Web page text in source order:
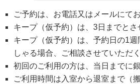
ご予約は、お電話又はメールにて
キープ（仮予約）は、3日までとさ
キープ（仮予約）は、予約日の1
しゃる場合、ご相談させていただ
初回のご利用の方は、当日までに
ご利用時間は入室から退室まで（